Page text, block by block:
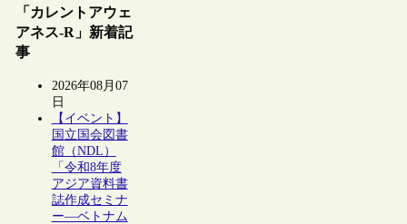
「カレントアウェ
アネス-R」新着記
事
2026年08月07
日
【イベント】
国立国会図書
館（NDL）
「令和8年度
アジア資料書
誌作成セミナ
ー―ベトナム